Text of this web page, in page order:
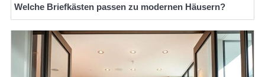
Welche Briefkästen passen zu modernen Häusern?